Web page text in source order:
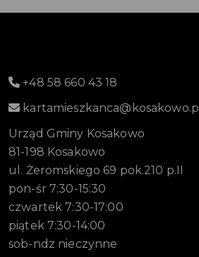
+48 58 660 43 18
kartamieszkanca@kosakowo.pl
Urząd Gminy Kosakowo
81-198 Kosakowo
ul. Żeromskiego 69 pok.210 p.II
pon-śr 7:30-15:30
czwartek 7:30-17:00
piątek 7:30-14:00
sob-ndz nieczynne